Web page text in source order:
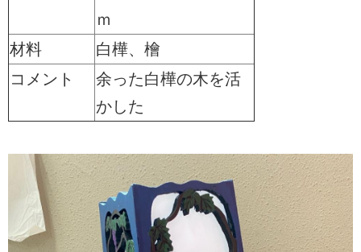
ｍ
材料
白樺、檜
コメント
余った白樺の木を活
かした